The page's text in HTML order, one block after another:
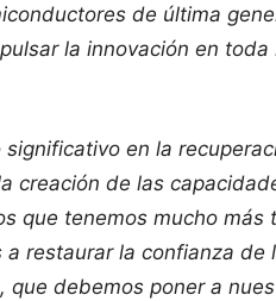
de última
la innovación en toda
en la
creación de las
que tenemos mucho más
restaurar la confianza de
debemos poner a